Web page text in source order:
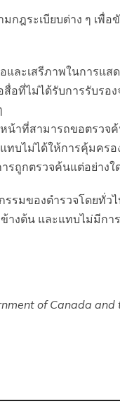
กฎระเบียบต่าง ๆ เพื่อ
และเสรีภาพในการแส
อที่ไม่ได้รับการรับรอง
หน้าที่สามารถขอตรว
บไม่ได้ให้การคุ้มครอ
รถูกตรวจค้นแต่อย่างใ
รมของตำรวจโดยทั่ว
างต้น และแทบไม่มีกา
of Canada and